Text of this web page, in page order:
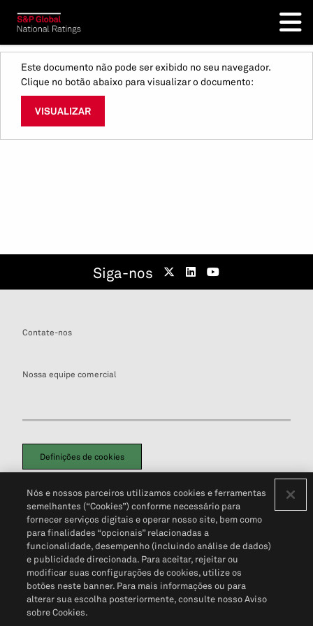
Este documento não pode ser exibido no seu navegador.
Clique no botão abaixo para visualizar o documento:
VISUALIZAR
Siga-nos
Contate-nos
Nossa equipe comercial
Definições de cookies
Política de PrivacidadePortal de privacidade do cliente (em inglês)
Não Venda Minhas Informações Pessoais© 2026 S&P Global
Nós e nossos parceiros utilizamos cookies e ferramentas
semelhantes (“Cookies”) conforme necessário para
fornecer serviços digitais e operar nosso site, bem como
para finalidades “opcionais” relacionadas a
funcionalidade, desempenho (incluindo análise de dados)
e publicidade direcionada. Para aceitar, rejeitar ou
modificar suas configurações de cookies, utilize os
botões neste banner. Para mais informações ou para
alterar sua escolha posteriormente, consulte nosso Aviso
sobre Cookies.